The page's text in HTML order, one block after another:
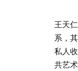
王天
系，
私人
共艺